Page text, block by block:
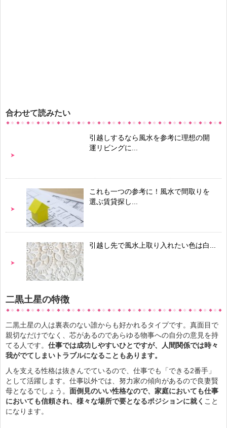
合わせて読みたい
引越しするなら風水を参考に理想の開
運リビングに...
これも一つの参考に！風水で間取りを
選ぶ賃貸探し...
引越し先で風水上取り入れたい色は白...
ら！...
【仕事】新生活は引越し風水できっと
引越しで生かせる写真を使った開運風
二黒土星の特徴
二黒土星の人は裏表のない誰からも好かれるタイプです。真面目で
親切なだけでなく、芯があるのであらゆる物事への自分の意見を持
てる人です。 仕事では成功しやすいひとですが、人間関係では時々
我がでてしまいトラブルになることもあります。
人を支える性格は抜きんでているので、仕事でも「できる2番手」
として活躍します。仕事以外では、努力家の傾向があるので良妻賢
母となるでしょう。 面倒見のいい性格なので、家庭においても仕事
においても信頼され、様々な場所で要となるポジションに就く こと
になります。